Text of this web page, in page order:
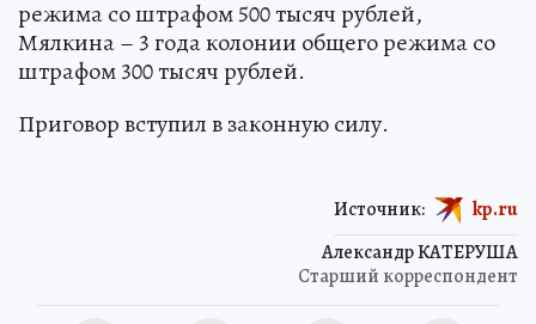
режима со штрафом 500 тысяч рублей,
Мялкина – 3 года колонии общего режима со
штрафом 300 тысяч рублей.
Приговор вступил в законную силу.
Александр КАТЕРУША
Старший корреспондент
Источник: kp.ru